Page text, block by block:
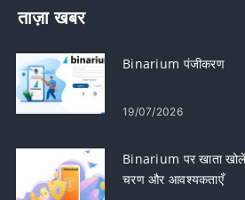
ताज़ा खबर
Binarium पंजीकरण
19/07/2026
Binarium पर खाता
चरण और आवश्यकताएँ